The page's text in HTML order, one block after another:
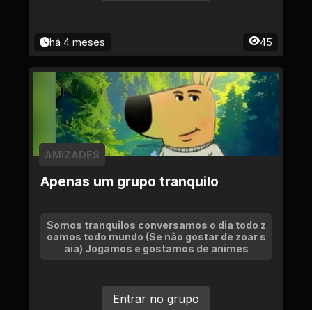
há 4 meses 45
Apenas um grupo tranquilo
AMIZADES
Somos tranquilos conversamos o dia todo z
oamos todo mundo (Se não gostar de zoar s
aia) Jogamos e gostamos de animes
Entrar no grupo